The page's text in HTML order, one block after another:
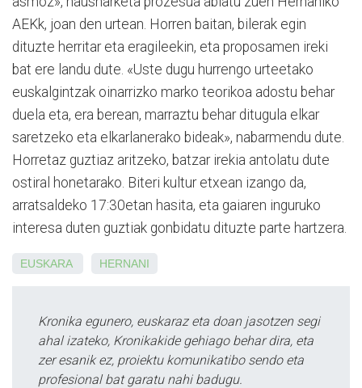
AEKk, joan den urtean. Horren baitan, bilerak egin
dituzte herritar eta eragileekin, eta proposamen ireki
bat ere landu dute. «Uste dugu hurrengo urteetako
euskalgintzak oinarrizko marko teorikoa adostu behar
duela eta, era berean, marraztu behar ditugula elkar
saretzeko eta elkarlanerako bideak», nabarmendu dute.
Horretaz guztiaz aritzeko, batzar irekia antolatu dute
ostiral honetarako. Biteri kultur etxean izango da,
arratsaldeko 17:30etan hasita, eta gaiaren inguruko
interesa duten guztiak gonbidatu dituzte parte hartzera.
EUSKARA HERNANI
Kronika egunero, euskaraz eta doan jasotzen segi
ahal izateko, Kronikakide gehiago behar dira, eta
zer esanik ez, proiektu komunikatibo sendo eta
profesional bat garatu nahi badugu.